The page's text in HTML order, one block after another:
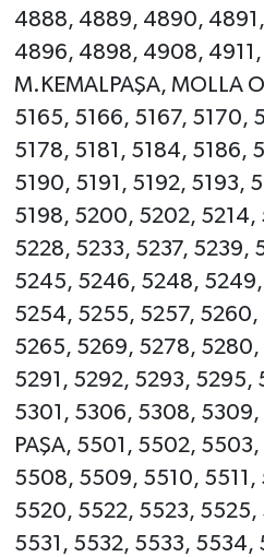
4888, 4889, 4890,
4896, 4898, 4908, 4911,
M.KEMALPAŞA, MOLLA
5165, 5166, 5167, 5170,
5178, 5181, 5184, 5186,
5190, 5191, 5192, 5193,
5198, 5200, 5202, 5214,
5228, 5233, 5237, 5239,
5245, 5246, 5248,
5254, 5255, 5257, 5260,
5265, 5269, 5278,
5291, 5292, 5293, 5295,
5301, 5306, 5308, 5309,
PAŞA, 5501, 5502,
5508, 5509, 5510, 5511,
5520, 5522, 5523,
5531, 5532, 5533, 5534,